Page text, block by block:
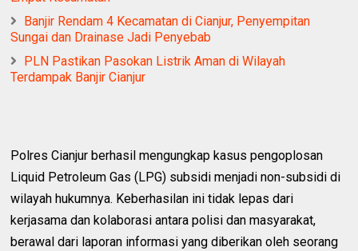
Banjir Rendam 4 Kecamatan di Cianjur, Penyempitan
Sungai dan Drainase Jadi Penyebab
PLN Pastikan Pasokan Listrik Aman di Wilayah
Terdampak Banjir Cianjur
Polres Cianjur berhasil mengungkap kasus pengoplosan
Liquid Petroleum Gas (LPG) subsidi menjadi non-subsidi di
wilayah hukumnya. Keberhasilan ini tidak lepas dari
kerjasama dan kolaborasi antara polisi dan masyarakat,
berawal dari laporan informasi yang diberikan oleh seorang